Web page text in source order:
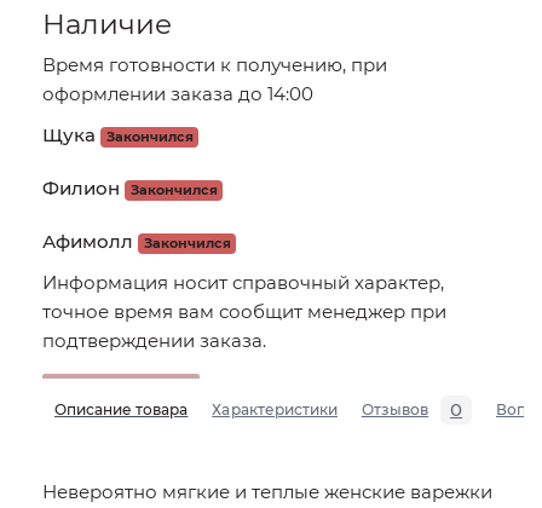
Наличие
Время готовности к получению, при
оформлении заказа до 14:00
Щука
Закончился
Филион Закончился
Афимолл Закончился
Информация носит справочный характер,
точное время вам сообщит менеджер при
подтверждении заказа.
Описание товара Характеристики Отзывов 0
Невероятно мягкие и теплые женские варежки